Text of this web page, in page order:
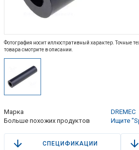
Фотография носит иллюстративный характер. Точные
товара смотрите в описании.
Марка
DREMEC
Больше похожих продуктов
Ищите
СПЕЦИФИКАЦИИ